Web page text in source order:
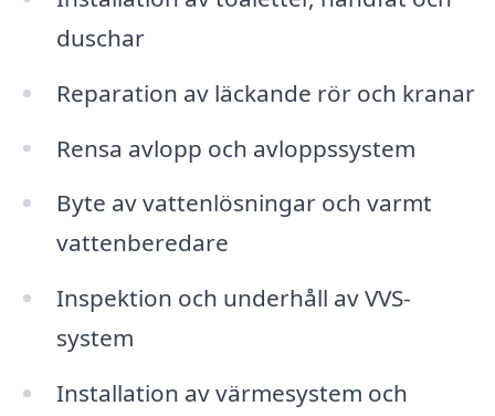
duschar
Reparation av läckande rör och kranar
Rensa avlopp och avloppssystem
Byte av vattenlösningar och varmt
vattenberedare
Inspektion och underhåll av VVS-
system
Installation av värmesystem och